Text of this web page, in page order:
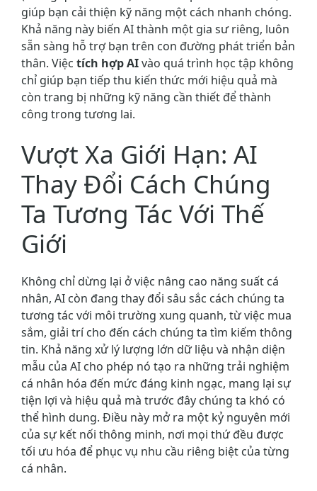
giúp bạn cải thiện kỹ năng một cách nhanh chóng.
Khả năng này biến AI thành một gia sư riêng, luôn
sẵn sàng hỗ trợ bạn trên con đường phát triển bản
thân. Việc tích hợp AIvào quá trình học tập không
chỉ giúp bạn tiếp thu kiến thức mới hiệu quả mà
còn trang bị những kỹ năng cần thiết để thành
công trong tương lai.
Vượt Xa Giới Hạn: AI
Thay Đổi Cách Chúng
Ta Tương Tác Với Thế
Giới
Không chỉ dừng lại ở việc nâng cao năng suất cá
nhân, AI còn đang thay đổi sâu sắc cách chúng ta
tương tác với môi trường xung quanh, từ việc mua
sắm, giải trí cho đến cách chúng ta tìm kiếm thông
tin. Khả năng xử lý lượng lớn dữ liệu và nhận diện
mẫu của AI cho phép nó tạo ra những trải nghiệm
cá nhân hóa đến mức đáng kinh ngạc, mang lại sự
tiện lợi và hiệu quả mà trước đây chúng ta khó có
thể hình dung. Điều này mở ra một kỷ nguyên mới
của sự kết nối thông minh, nơi mọi thứ đều được
tối ưu hóa để phục vụ nhu cầu riêng biệt của từng
cá nhân.